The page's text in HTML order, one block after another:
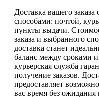
Доставка вашего
способами: почтой,
пункты выдачи.
заказа и выбранного
доставка станет
баланс между сроками
курьерская служба
получение заказов.
предоставляет
вас время без ожидания